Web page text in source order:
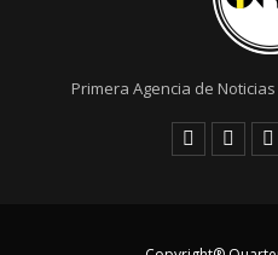
Primera Agencia de